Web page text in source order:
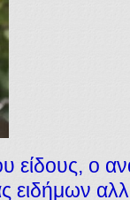
είδους, ο
ειδήμων